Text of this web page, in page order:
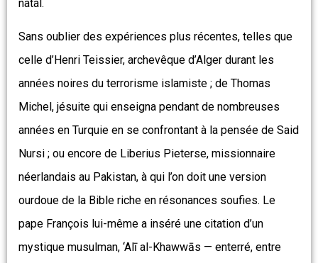
natal.
Sans oublier des expériences plus récentes, telles que
celle d’Henri Teissier, archevêque d’Alger durant les
années noires du terrorisme islamiste ; de Thomas
Michel, jésuite qui enseigna pendant de nombreuses
années en Turquie en se confrontant à la pensée de Said
Nursi ; ou encore de Liberius Pieterse, missionnaire
néerlandais au Pakistan, à qui l’on doit une version
ourdoue de la Bible riche en résonances soufies. Le
pape François lui-même a inséré une citation d’un
mystique musulman, ‘Alī al-Khawwās — enterré, entre